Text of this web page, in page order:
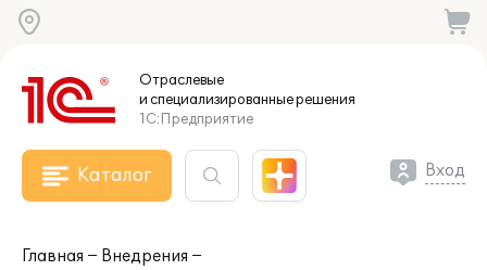
Отраслевые
и специализированныерешения
1С:Предприятие
Каталог Вход
Главная
Внедрения